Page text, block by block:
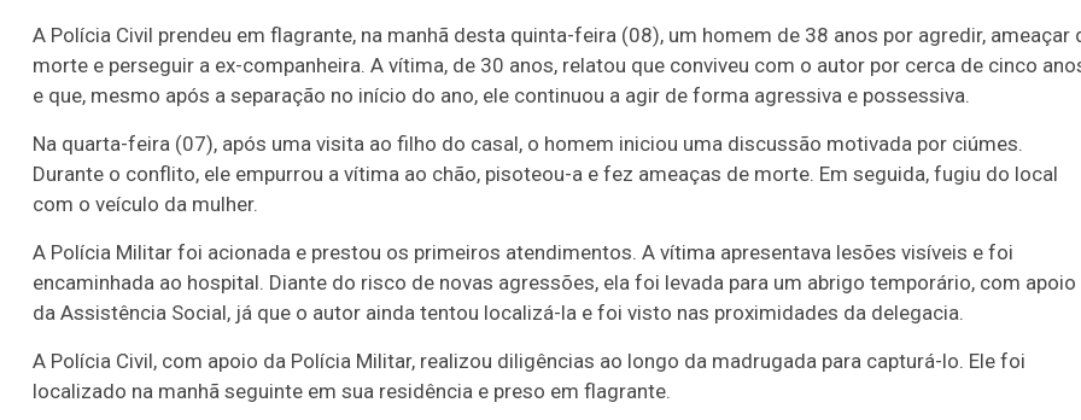
A Polícia Civil prendeu em flagrante, na manhã desta quinta-feira (08), um homem de 38 anos por agredir, ameaçar
morte e perseguir a ex-companheira. A vítima, de 30 anos, relatou que conviveu com o autor por cerca de cinco
e que, mesmo após a separação no início do ano, ele continuou a agir de forma agressiva e possessiva.
Na quarta-feira (07), após uma visita ao filho do casal, o homem iniciou uma discussão motivada por ciúmes.
Durante o conflito, ele empurrou a vítima ao chão, pisoteou-a e fez ameaças de morte. Em seguida, fugiu do local
com o veículo da mulher.
A Polícia Militar foi acionada e prestou os primeiros atendimentos. A vítima apresentava lesões visíveis e foi
encaminhada ao hospital. Diante do risco de novas agressões, ela foi levada para um abrigo temporário, com apoio
da Assistência Social, já que o autor ainda tentou localizá-la e foi visto nas proximidades da delegacia.
A Polícia Civil, com apoio da Polícia Militar, realizou diligências ao longo da madrugada para capturá-lo. Ele foi
localizado na manhã seguinte em sua residência e preso em flagrante.